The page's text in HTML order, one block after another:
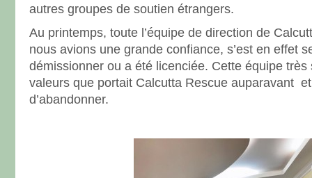
autres groupes de soutien étrangers.
Au printemps, toute l’équipe de direction de
nous avions une grande confiance, s’est en effet
démissionner ou a été licenciée. Cette équipe
valeurs que portait Calcutta Rescue auparavant
d’abandonner.